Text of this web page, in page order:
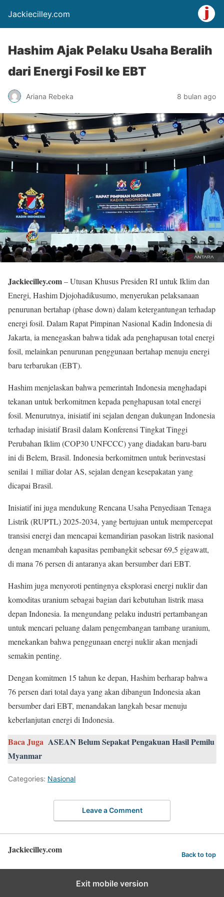
Jackiecilley.com
Hashim Ajak Pelaku Usaha Beralih
dari Energi Fosil ke EBT
Ariana Rebeka 8 bulan ago
Jackiecilley.com– Utusan Khusus Presiden RI untuk Iklim dan
Energi, Hashim Djojohadikusumo, menyerukan pelaksanaan
penurunan bertahap (phase down) dalam ketergantungan terhadap
energi fosil. Dalam Rapat Pimpinan Nasional Kadin Indonesia di
Jakarta, ia menegaskan bahwa tidak ada penghapusan total energi
fosil, melainkan penurunan penggunaan bertahap menuju energi
baru terbarukan (EBT).
Hashim menjelaskan bahwa pemerintah Indonesia menghadapi
tekanan untuk berkomitmen kepada penghapusan total energi
fosil. Menurutnya, inisiatif ini sejalan dengan dukungan Indonesia
terhadap inisiatif Brasil dalam Konferensi Tingkat Tinggi
Perubahan Iklim (COP30 UNFCCC) yang diadakan baru-baru
ini di Belem, Brasil. Indonesia berkomitmen untuk berinvestasi
senilai 1 miliar dolar AS, sejalan dengan kesepakatan yang
dicapai Brasil.
Inisiatif ini juga mendukung Rencana Usaha Penyediaan Tenaga
Listrik (RUPTL) 2025-2034, yang bertujuan untuk mempercepat
transisi energi dan mencapai kemandirian pasokan listrik nasional
dengan menambah kapasitas pembangkit sebesar 69,5 gigawatt,
di mana 76 persen di antaranya akan bersumber dari EBT.
Hashim juga menyoroti pentingnya eksplorasi energi nuklir dan
komoditas uranium sebagai bagian dari kebutuhan listrik masa
depan Indonesia. Ia mengundang pelaku industri pertambangan
untuk mencari peluang dalam pengembangan tambang uranium,
menekankan bahwa penggunaan energi nuklir akan menjadi
semakin penting.
Dengan komitmen 15 tahun ke depan, Hashim berharap bahwa
76 persen dari total daya yang akan dibangun Indonesia akan
bersumber dari EBT, menandakan langkah besar menuju
keberlanjutan energi di Indonesia.
Baca Juga ASEAN Belum Sepakat Pengakuan Hasil Pemilu
Myanmar
Categories: Nasional
Leave a Comment
Jackiecilley.com Back to top
Exit mobile version